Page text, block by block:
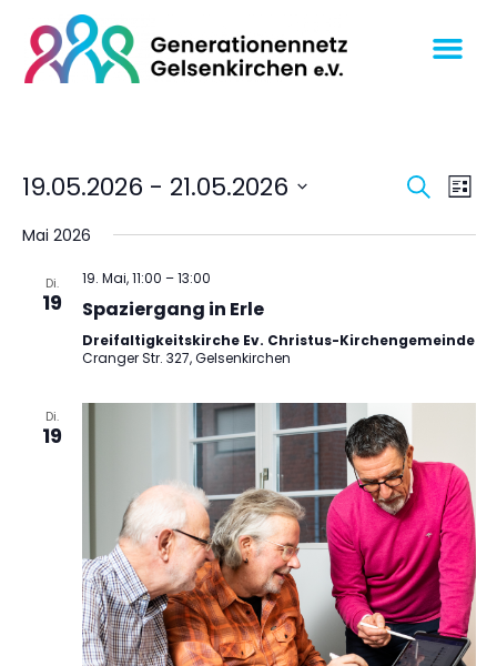
SUCHELISTE
19.05.2026 - 21.05.2026
wählen.
Mai 2026
Di.
19
19. Mai, 11:00 –13:00
Spaziergang in Erle
Dreifaltigkeitskirche Ev. Christus-Kirchengemeinde
Cranger Str. 327, Gelsenkirchen
Di.
19